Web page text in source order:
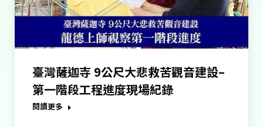
臺灣薩迦寺 9公尺大悲救苦觀音建設–
第一階段工程進度現場紀錄
閱讀更多